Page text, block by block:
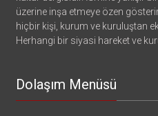
üzerine inşa etmeye özen
hiçbir kişi, kurum ve kuruluştan
Herhangi bir siyasi hareket ve
Dolaşım Menüsü